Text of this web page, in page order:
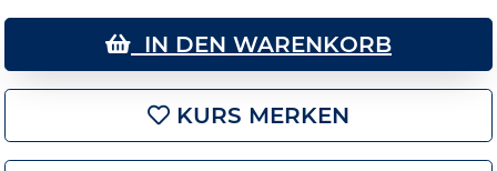
IN DEN WARENKORB
KURS MERKEN